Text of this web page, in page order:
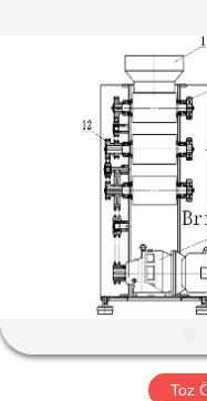
ÜRÜN:%
VİDEOLAR
HAKKIMIZDA
Toz